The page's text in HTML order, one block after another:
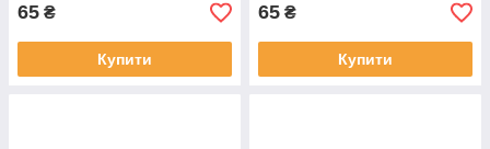
65 ₴
Купити
65 ₴
Купити